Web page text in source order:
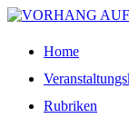
Home
Rubriken